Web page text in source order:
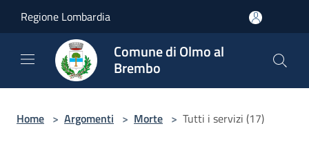
Regione Lombardia
Comune di Olmo al
Brembo
Home > Argomenti > Morte > Tutti i servizi (17)